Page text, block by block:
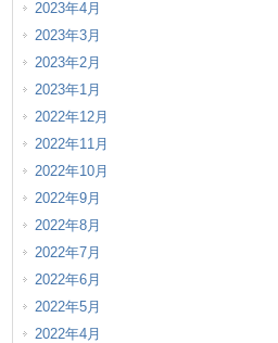
2023年4月
2023年3月
2023年2月
2023年1月
2022年12月
2022年11月
2022年10月
2022年9月
2022年8月
2022年7月
2022年6月
2022年5月
2022年4月